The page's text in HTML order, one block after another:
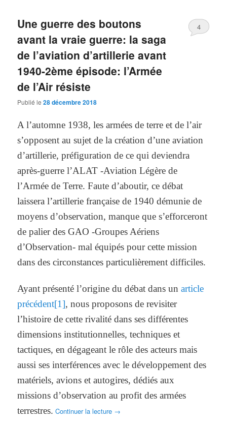
Une guerre des boutons
avant la vraie guerre: la saga
de l’aviation d’artillerie avant
1940-2ème épisode: l’Armée
de l’Air résiste
Publié le28 décembre 2018
4
A l’automne 1938, les armées de terre et de l’air
s’opposent au sujet de la création d’une aviation
d’artillerie, préfiguration de ce qui deviendra
après-guerre l’ALAT -Aviation Légère de
l’Armée de Terre. Faute d’aboutir, ce débat
laissera l’artillerie française de 1940 démunie de
moyens d’observation, manque que s’efforceront
de palier des GAO -Groupes Aériens
d’Observation- mal équipés pour cette mission
dans des circonstances particulièrement difficiles.
Ayant présenté l’origine du débat dans unarticle
précédent[1], nous proposons de revisiter
l’histoire de cette rivalité dans ses différentes
dimensions institutionnelles, techniques et
tactiques, en dégageant le rôle des acteurs mais
aussi ses interférences avec le développement des
matériels, avions et autogires, dédiés aux
missions d’observation au profit des armées
terrestres. Continuer la lecture →